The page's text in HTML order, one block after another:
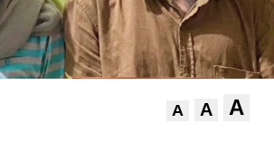
A A A